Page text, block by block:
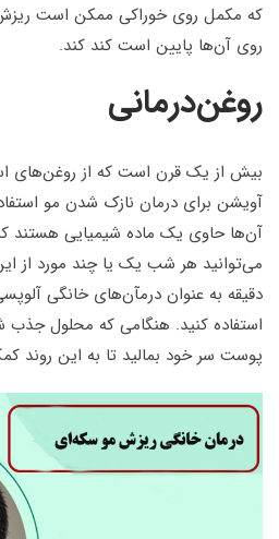
که مکمل روی خوراکی ممکن است
روی آن‌ها پایین است کند کند.
روغن‌درمانی
بیش از یک قرن است که از روغن‌های
آویشن برای درمان نازک شدن مو
آن‌ها حاوی یک ماده شیمیایی هستند
می‌توانید هر شب یک یا چند مورد از
دقیقه به عنوان درمآن‌های خانگی
استفاده کنید. هنگامی که محلول جذب
پوست سر خود بمالید تا به این روند